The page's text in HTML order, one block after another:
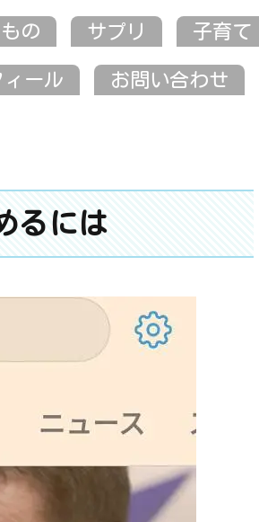
の サプリ 子育て
ィール お問い合わせ
るには